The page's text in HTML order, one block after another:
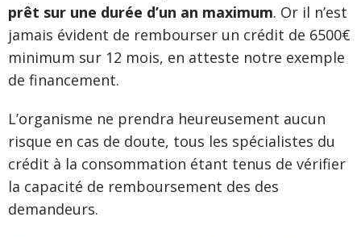
prêt sur une durée d’un an maximum. Or il n’est
jamais évident de rembourser un crédit de 6500€
minimum sur 12 mois, en atteste notre exemple
de financement.
L’organisme ne prendra heureusement aucun
risque en cas de doute, tous les spécialistes du
crédit à la consommation étant tenus de vérifier
la capacité de remboursement des des
demandeurs.